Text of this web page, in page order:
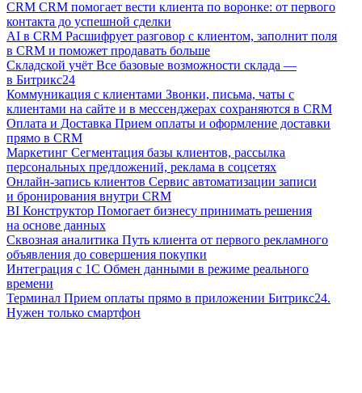
CRM CRM помогает вести клиента по воронке: от первого
контакта до успешной сделки
AI в CRM Расшифрует разговор с клиентом, заполнит поля
в CRM и поможет продавать больше
Складской учёт Все базовые возможности склада —
в Битрикс24
Коммуникация с клиентами Звонки, письма, чаты с
клиентами на сайте и в мессенджерах сохраняются в CRM
Оплата и Доставка Прием оплаты и оформление доставки
прямо в CRM
Маркетинг Сегментация базы клиентов, рассылка
персональных предложений, реклама в соцсетях
Онлайн-запись клиентов Сервис автоматизации записи
и бронирования внутри CRM
BI Конструктор Помогает бизнесу принимать решения
на основе данных
Сквозная аналитика Путь клиента от первого рекламного
объявления до совершения покупки
Интеграция с 1С Обмен данными в режиме реального
времени
Терминал Прием оплаты прямо в приложении Битрикс24.
Нужен только смартфон